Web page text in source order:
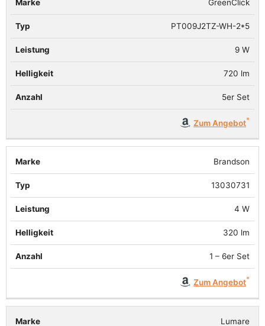
Marke Anzahl
GreenClick
PT009J2TZ-WH-2*5
9 W
720 lm
5er Set
Zum Angebot
Brandson
13030731
4 W
320 lm
1 – 6er Set
Zum Angebot
Lumare